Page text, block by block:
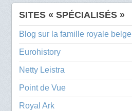
SITES « SPÉCIALISÉS »
Blog sur la famille royale belge
Eurohistory
Netty Leistra
Point de Vue
Royal Ark